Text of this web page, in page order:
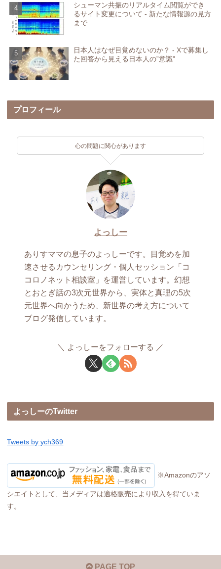
シューマン共振のリアルタイム閲覧ができ
るサイト変更について - 新たな情報源の見方
まで
日本人はなぜ目覚めないのか？ - Xで募集し
た回答から見える日本人の”意識”
プロフィール
心の問題に関心があります
よっしー
ありすママの息子のよっしーです。目覚めを加
速させるカウンセリング・個人セッション「コ
コロノネット相談室」を運営しています。幻想
とおとぎ話の3次元世界から、実体と真理の5次
元世界へ向かうため、新世界の考え方について
ブログ発信しています。
よっしーをフォローする
よっしーのTwitter
Tweets by ych369
※Amazonのアソ
シエイトとして、当メディアは適格販売により収入を得ていま
す。
PAGE TOP